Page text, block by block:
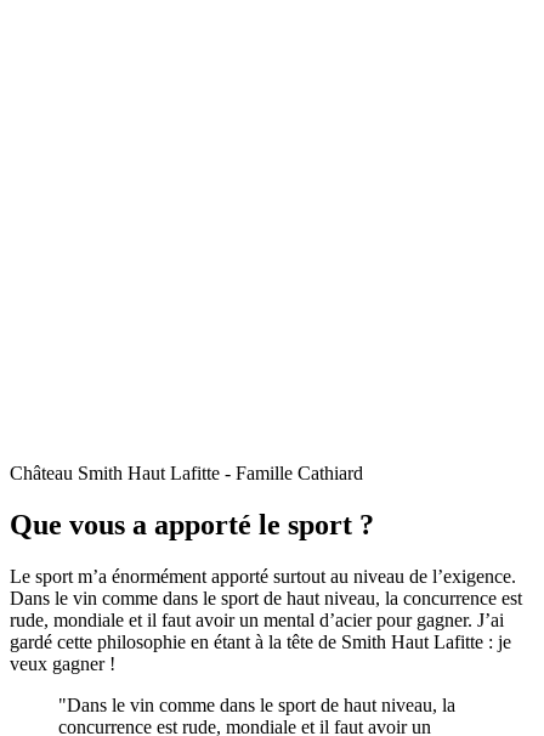
Château Smith Haut Lafitte - Famille Cathiard
Que vous a apporté le sport ?
Le sport m’a énormément apporté surtout au niveau de l’exigence.
Dans le vin comme dans le sport de haut niveau, la concurrence est
rude, mondiale et il faut avoir un mental d’acier pour gagner. J’ai
gardé cette philosophie en étant à la tête de Smith Haut Lafitte : je
veux gagner !
"Dans le vin comme dans le sport de haut niveau, la
concurrence est rude, mondiale et il faut avoir un